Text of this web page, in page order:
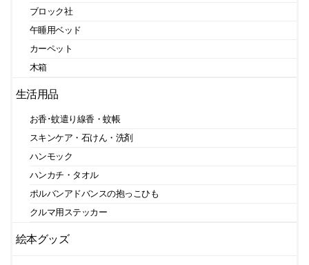
ブロック社
午睡用ベッド
カーペット
木箱
生活用品
お香･蚊遣り線香・蚊帳
スキンケア・石けん・洗剤
ハンモック
ハンカチ・タオル
ポルバンアドバンスの抱っこひも
クルマ用ステッカー
絵本グッズ